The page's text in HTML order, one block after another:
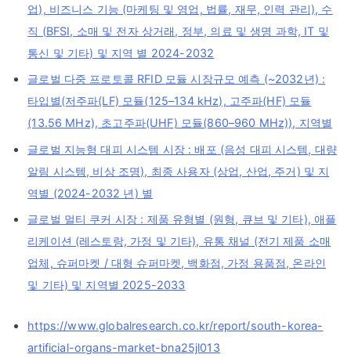
업), 비즈니스 기능 (마케팅 및 영업, 법률, 재무, 인력 관리), 수
직 (BFSI, 소매 및 전자 상거래, 정부, 의료 및 생명 과학, IT 및
통신 및 기타) 및 지역 별 2024-2032
글로벌 다중 프로토콜 RFID 모듈 시장규모 예측 (~2032년) :
타입별(저주파(LF) 모듈(125–134 kHz), 고주파(HF) 모듈
(13.56 MHz), 초고주파(UHF) 모듈(860–960 MHz)), 지역별
글로벌 지능형 대피 시스템 시장 : 배포 (음성 대피 시스템, 대량
알림 시스템, 비상 조명), 최종 사용자 (상업, 산업, 주거) 및 지
역별 (2024-2032 년) 별
글로벌 멀티 쿠커 시장 : 제품 유형별 (원형, 큐브 및 기타), 애플
리케이션 (레스토랑, 가정 및 기타), 유통 채널 (전기 제품 소매
업체, 슈퍼마켓 / 대형 슈퍼마켓, 백화점, 가정 용품점, 온라인
및 기타) 및 지역별 2025-2033
https://www.globalresearch.co.kr/report/south-korea-
artificial-organs-market-bna25jl013